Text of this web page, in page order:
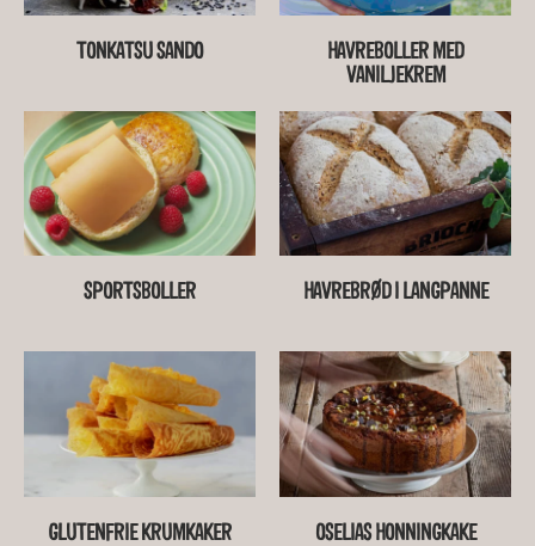
TONKATSU SANDO
HAVREBOLLER MED
VANILJEKREM
SPORTSBOLLER HAVREBRØD I LANGPANNE
GLUTENFRIE KRUMKAKER OSELIAS HONNINGKAKE